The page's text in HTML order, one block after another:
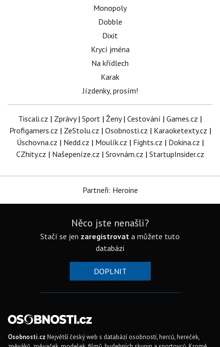
Monopoly
Dobble
Dixit
Krycí jména
Na křídlech
Karak
Jízdenky, prosím!
Tiscali.cz | Zprávy| Sport | Ženy| Cestování | Games.cz |
Profigamers.cz | ZeStolu.cz | Osobnosti.cz | Karaoketexty.cz |
Úschovna.cz | Nedd.cz | Moulík.cz | Fights.cz | Dokina.cz |
CZhity.cz | Našepeníze.cz | Srovnám.cz | StartupInsider.cz
Partneři: Heroine
Něco jste nenašli?
Stačí se jen zaregistrovat a můžete tuto
databázi
DOPLNIT
Osobnosti.cz Největší český web s databází osobností, herců, hereček,